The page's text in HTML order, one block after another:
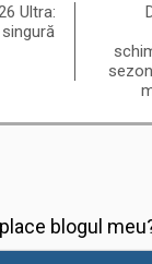
Ultra:
blogul